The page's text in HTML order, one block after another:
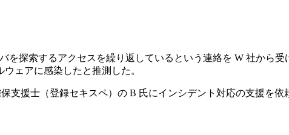
を探索するアクセスを繰り返しているという連絡を W 社から
ェアに感染したと推測した。
支援士（登録セキスペ）の B 氏にインシデント対応の支援を